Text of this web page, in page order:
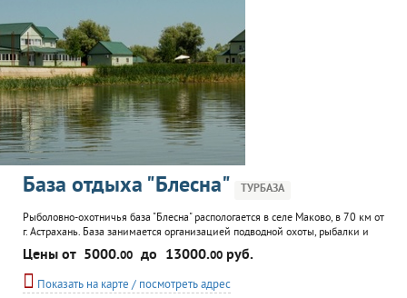
База отдыха "Блесна" ТУРБАЗА
Рыболовно-охотничья база "Блесна" распологается в селе Маково, в 70 км от
г. Астрахань. База занимается организацией подводной охоты, рыбалки и
охоты. Подходит для семейного отдыха с детьми. К услугам гостей:
ресторан, игровая комната, экскурсионное обслуживание, аренда лодки,
прокат снастей и снаряжения, баня, бильярд. Имеется возможность
проведения банкетов, торжественных мероприятий и...
Цены от 5000.00 до 13000.00 руб.
Показать на карте / посмотреть адрес